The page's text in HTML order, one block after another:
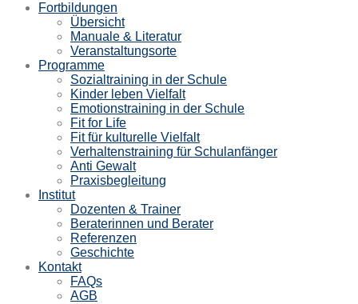
Fortbildungen
Übersicht
Manuale & Literatur
Veranstaltungsorte
Programme
Sozialtraining in der Schule
Kinder leben Vielfalt
Emotionstraining in der Schule
Fit for Life
Fit für kulturelle Vielfalt
Verhaltenstraining für Schulanfänger
Anti Gewalt
Praxisbegleitung
Institut
Dozenten & Trainer
Beraterinnen und Berater
Referenzen
Geschichte
Kontakt
FAQs
AGB